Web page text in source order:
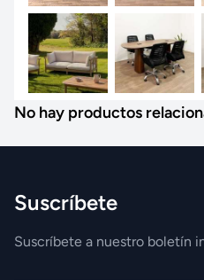
No hay productos
Suscríbete
Suscríbete a nuestro boletín